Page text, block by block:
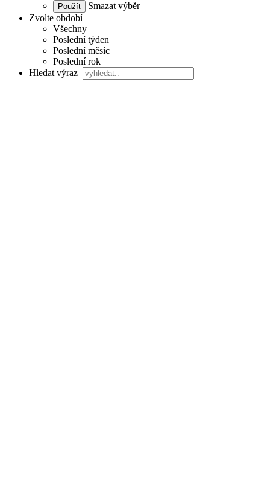
Smazat výběr
Zvolte období
Všechny
Poslední týden
Poslední měsíc
Poslední rok
Hledat výraz